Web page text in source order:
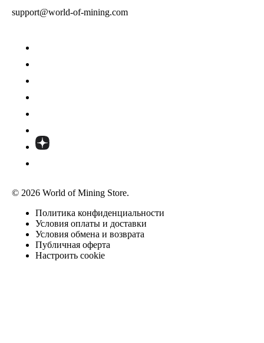
support@world-of-mining.com
© 2026 World of Mining Store.
Политика конфиденциальности
Условия оплаты и доставки
Условия обмена и возврата
Публичная оферта
Настроить cookie